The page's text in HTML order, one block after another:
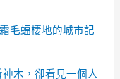
毛蝠棲地的城市記
木，卻看見一個人